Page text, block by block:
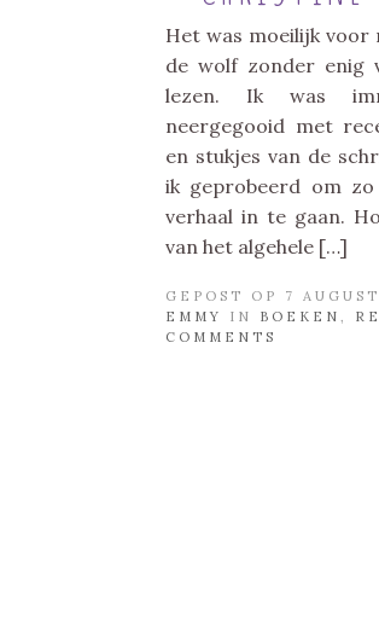
Het was moeilijk voor
de wolf zonder enig
lezen. Ik was
neergegooid met
en stukjes van de
ik geprobeerd om
verhaal in te gaan.
van het algehele […]
GEPOST OP 7
EMMY
IN BOEKEN ,
COMMENTS